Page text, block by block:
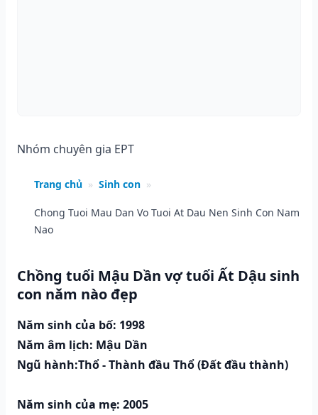
Nhóm chuyên gia EPT
Trang chủ » Sinh con »
Chong Tuoi Mau Dan Vo Tuoi At Dau Nen Sinh Con Nam
Nao
Chồng tuổi Mậu Dần vợ tuổi Ất Dậu sinh
con năm nào đẹp
Năm sinh của bố: 1998
Năm âm lịch: Mậu Dần
Ngũ hành:Thổ - Thành đầu Thổ (Ðất đầu thành)
Năm sinh của mẹ: 2005